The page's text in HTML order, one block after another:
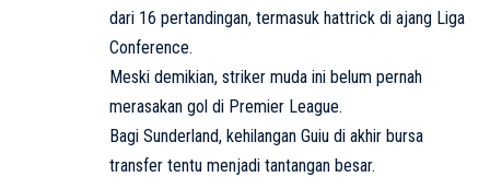
dari 16 pertandingan, termasuk hattrick di ajang Liga
Conference.
Meski demikian, striker muda ini belum pernah
merasakan gol di Premier League.
Bagi Sunderland, kehilangan Guiu di akhir bursa
transfer tentu menjadi tantangan besar.